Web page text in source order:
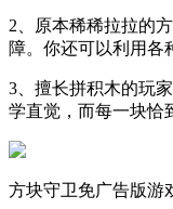
2、原本稀稀拉拉的
障。你还可以利用各
3、擅长拼积木的玩
学直觉，而每一块恰
方块守卫免广告版游